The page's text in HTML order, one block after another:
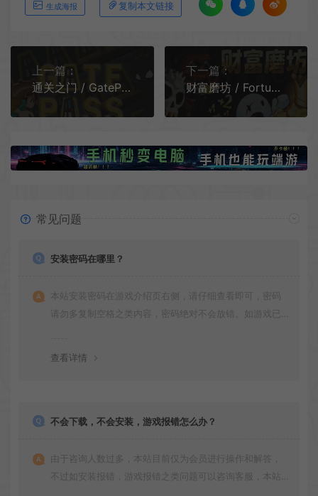
生成海报 复制本文链接
上一篇：
通关之门 / GatePass 解谜平台跳跃游戏
下一篇：
财富磨坊 / Fortune Mill 休闲挂机增量游戏
常见问题
安装密码在哪里？
本站安装密码在游戏介绍页右侧，请仔细查看即可，密码
请勿多复制空格之类内容，密码绝对不会放错。如游戏已
查看详情
不会下载，不会安装，游戏报错怎么办？
由于咨询人数过多，本站目前仅为会员进行操作和解答，
不过如安装报错，游戏报错之类问题可以咨询客服，本站